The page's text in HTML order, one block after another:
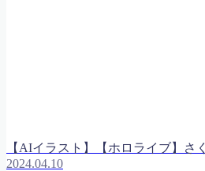
【AIイラスト】【ホロライブ】さ
2024.04.10